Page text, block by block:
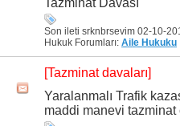
Tazminat Davası
Son ileti srknbrsevim 02-10-
Hukuk Forumları: Aile Hukuku
[Tazminat davaları]
Yaralanmalı Trafik
maddi manevi tazminat